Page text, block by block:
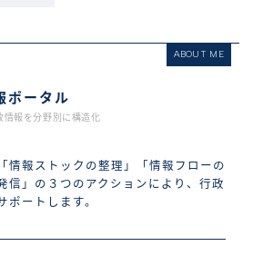
ABOUT ME
ポータル
情報を分野別に構造化
情報ストックの整理」「情報フローの
信」の３つのアクションにより、行政
ポートします。